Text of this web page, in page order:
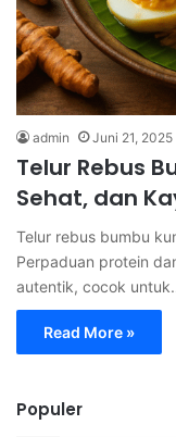
admin Juni 21, 2025
Telur Rebus
Sehat, dan
Telur rebus bumbu
Perpaduan protein
autentik, cocok
Read More »
Populer